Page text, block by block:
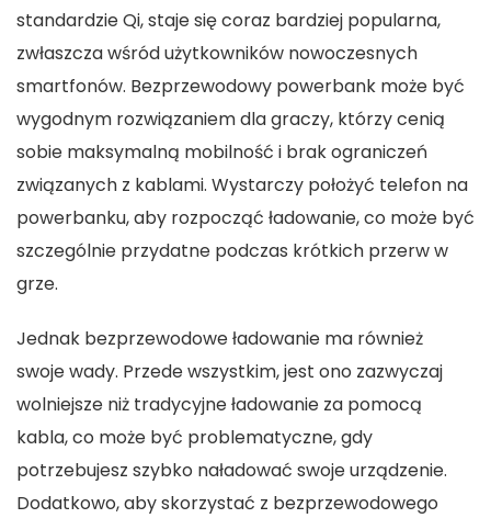
standardzie Qi, staje się coraz bardziej popularna,
zwłaszcza wśród użytkowników nowoczesnych
smartfonów. Bezprzewodowy powerbank może być
wygodnym rozwiązaniem dla graczy, którzy cenią
sobie maksymalną mobilność i brak ograniczeń
związanych z kablami. Wystarczy położyć telefon na
powerbanku, aby rozpocząć ładowanie, co może być
szczególnie przydatne podczas krótkich przerw w
grze.
Jednak bezprzewodowe ładowanie ma również
swoje wady. Przede wszystkim, jest ono zazwyczaj
wolniejsze niż tradycyjne ładowanie za pomocą
kabla, co może być problematyczne, gdy
potrzebujesz szybko naładować swoje urządzenie.
Dodatkowo, aby skorzystać z bezprzewodowego